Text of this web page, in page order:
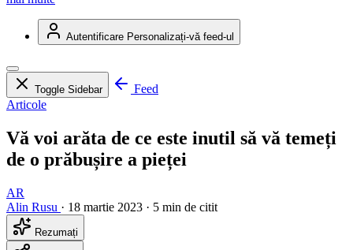
Autentificare Personalizați-vă feed-ul
Toggle Sidebar
Feed
Articole
Vă voi arăta de ce este inutil să vă temeți
de o prăbușire a pieței
AR
Alin Rusu · 18 martie 2023 · 5 min de citit
Rezumați